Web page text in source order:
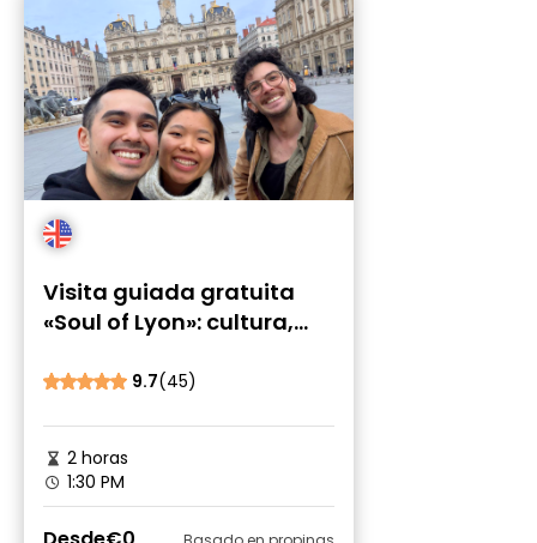
Visita guiada gratuita
«Soul of Lyon»: cultura,
secretos9.7(45)
2 horas
1:30 PM